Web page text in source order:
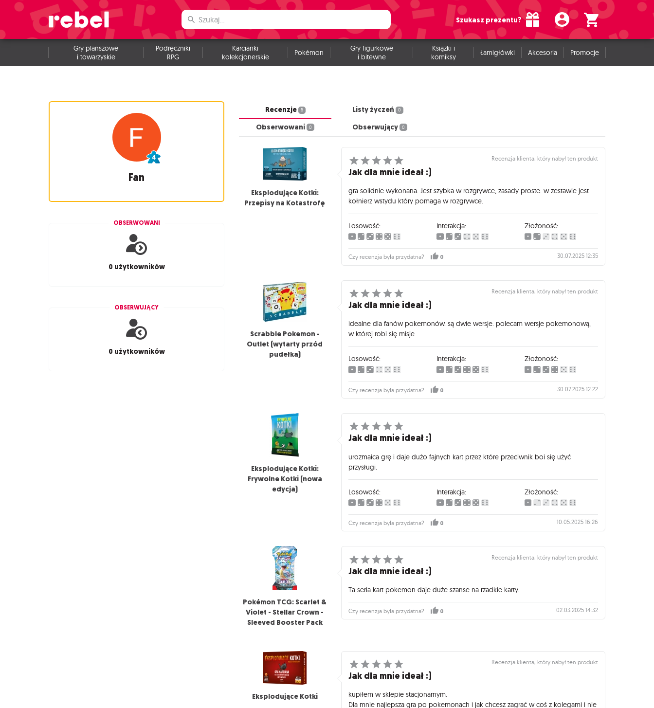
Szukasz prezentu?
Gry planszowe
i towarzyskie
Podręczniki
RPG
Karcianki
kolekcjonerskie
Pokémon
Gry figurkowe
i bitewne
Książki i
komiksy
Łamigłówki Akcesoria Promocje
Fan
OBSERWOWANI
0 użytkowników
OBSERWUJĄCY
0 użytkowników
Recenzje 5 Listy życzeń 0
Obserwowani 0 Obserwujący 0
Eksplodujące Kotki:
Przepisy na Kotastrofę
Recenzja klienta, który nabył ten produkt
Jak dla mnie ideał :)
gra solidnie wykonana. Jest szybka w rozgrywce, zasady proste. w zestawie jest
kołnierz wstydu który pomaga w rozgrywce.
Losowość: Interakcja: Złożoność:
Czy recenzja była przydatna? 0 30.07.2025 12:35
Scrabble Pokemon -
Outlet (wytarty przód
pudełka)
Recenzja klienta, który nabył ten produkt
Jak dla mnie ideał :)
idealne dla fanów pokemonów. są dwie wersje. polecam wersje pokemonową,
w której robi się misje.
Losowość: Interakcja: Złożoność:
Czy recenzja była przydatna? 0 30.07.2025 12:22
Eksplodujące Kotki:
Frywolne Kotki (nowa
edycja)
Jak dla mnie ideał :)
urozmaica grę i daje dużo fajnych kart przez które przeciwnik boi się użyć
przysługi.
Losowość: Interakcja: Złożoność:
Czy recenzja była przydatna? 0 10.05.2025 16:26
Pokémon TCG: Scarlet &
Violet - Stellar Crown -
Sleeved Booster Pack
Recenzja klienta, który nabył ten produkt
Jak dla mnie ideał :)
Ta seria kart pokemon daje duże szanse na rzadkie karty.
Czy recenzja była przydatna? 0 02.03.2025 14:32
Eksplodujące Kotki
Recenzja klienta, który nabył ten produkt
Jak dla mnie ideał :)
kupiłem w sklepie stacjonarnym.
Dla mnie najlepsza gra po pokemonach i jak chcesz zagrać w coś z kolegami i nie